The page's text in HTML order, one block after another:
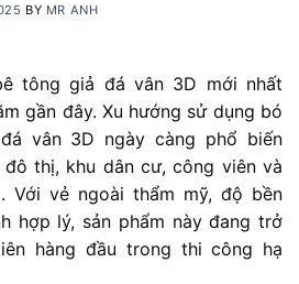
BY MR ANH
tông giả đá vân 3D mới nhất
gần đây. Xu hướng sử dụng bó
đá vân 3D ngàycàng phổ biến
đô thị, khu dân cư,công viênvà
Với vẻ ngoài thẩm mỹ, độ bền
hợp lý, sản phẩm nàyđangtrở
hàng đầu trong thicông hạ